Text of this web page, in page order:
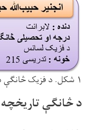
۱ شکل. د فزیک څانګې د برحال غړو د علمی رتبی، تحصیلی سویی، او تحقیقاتی څیړنیزې ساحې تشکیلاتی چارت.
د څانګې تاریخچه